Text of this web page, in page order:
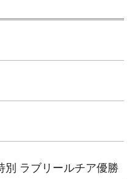
別 ラブリールチア優勝